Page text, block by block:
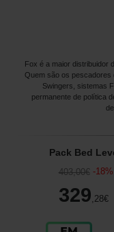
Fox é a maior distribuidor
Quem são os pescadores
Swingers, sistemas
permanente de política
Pack Bed
403,00€ -18%
329,28€